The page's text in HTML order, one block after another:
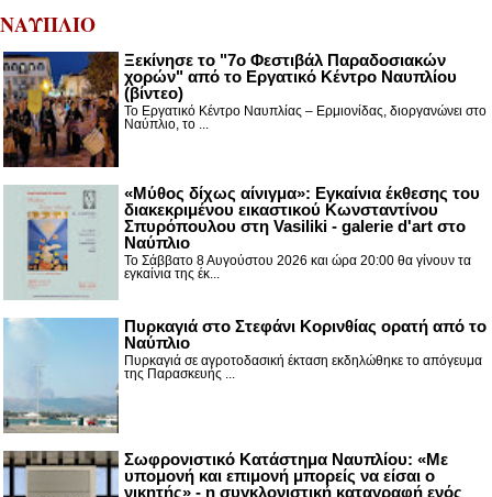
ΝΑΥΠΛΙΟ
Ξεκίνησε το "7ο Φεστιβάλ Παραδοσιακών
χορών" από το Εργατικό Κέντρο Ναυπλίου
(βίντεο)
Το Εργατικό Κέντρο Ναυπλίας – Ερμιονίδας, διοργανώνει στο
Ναύπλιο, το ...
«Μύθος δίχως αίνιγμα»: Εγκαίνια έκθεσης του
διακεκριμένου εικαστικού Κωνσταντίνου
Σπυρόπουλου στη Vasiliki - galerie d'art στο
Ναύπλιο
Το Σάββατο 8 Αυγούστου 2026 και ώρα 20:00 θα γίνουν τα
εγκαίνια της έκ...
Πυρκαγιά στο Στεφάνι Κορινθίας ορατή από το
Ναύπλιο
Πυρκαγιά σε αγροτοδασική έκταση εκδηλώθηκε το απόγευμα
της Παρασκευής ...
Σωφρονιστικό Κατάστημα Ναυπλίου: «Με
υπομονή και επιμονή μπορείς να είσαι ο
νικητής» - η συγκλονιστική καταγραφή ενός